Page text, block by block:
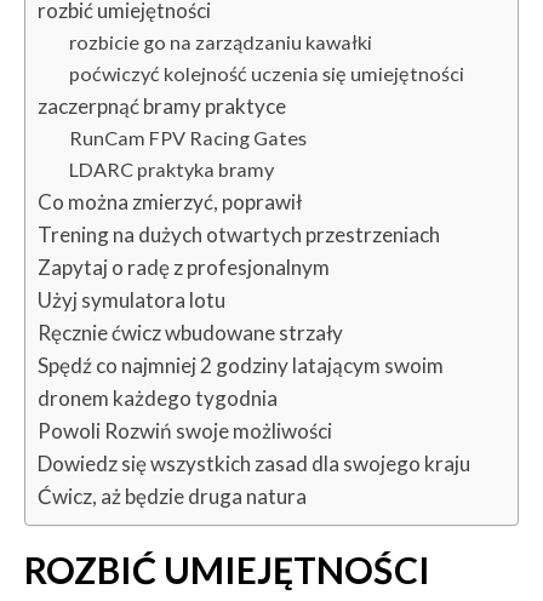
rozbić umiejętności
rozbicie go na zarządzaniu kawałki
poćwiczyć kolejność uczenia się umiejętności
zaczerpnąć bramy praktyce
RunCam FPV Racing Gates
LDARC praktyka bramy
Co można zmierzyć, poprawił
Trening na dużych otwartych przestrzeniach
Zapytaj o radę z profesjonalnym
Użyj symulatora lotu
Ręcznie ćwicz wbudowane strzały
Spędź co najmniej 2 godziny latającym swoim
dronem każdego tygodnia
Powoli Rozwiń swoje możliwości
Dowiedz się wszystkich zasad dla swojego kraju
Ćwicz, aż będzie druga natura
ROZBIĆ UMIEJĘTNOŚCI